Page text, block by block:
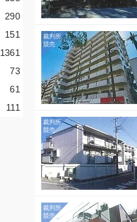
290
151
1361
73
61
111